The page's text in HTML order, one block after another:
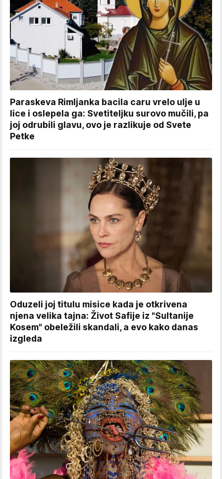
Paraskeva Rimljanka bacila caru vrelo ulje u
lice i oslepela ga: Svetiteljku surovo mučili, pa
joj odrubili glavu, ovo je razlikuje od Svete
Petke
Oduzeli joj titulu misice kada je otkrivena
njena velika tajna: Život Safije iz "Sultanije
Kosem" obeležili skandali, a evo kako danas
izgleda